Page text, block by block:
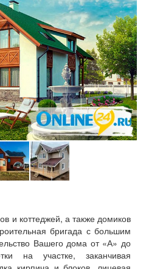
и коттеджей, а также домиков
бригада с большим
Вашего дома от «А» до
на участке, заканчивая